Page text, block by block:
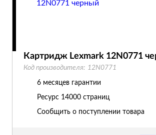
Картридж Lexmark 12N0771
Код производителя: 12N0771
6 месяцев гарантии
Ресурс 14000 страниц
Сообщить о поступлении товара